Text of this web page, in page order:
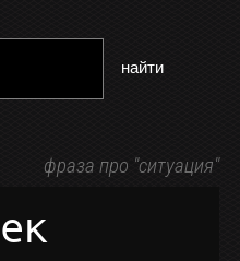
найти
фраза про "ситуация"